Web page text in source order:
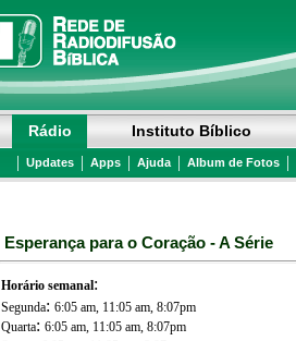
Rádio Instituto Bíblico
| Updates | Apps | Ajuda | Album de Fotos |
Esperança para o Coração - A Série
Horário semanal:
Segunda: 6:05 am, 11:05 am, 8:07pm
Quarta: 6:05 am, 11:05 am, 8:07pm